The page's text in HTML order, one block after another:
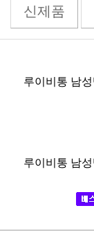
신제품
루이비통 남
루이비통 남